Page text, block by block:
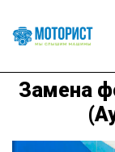
Замена